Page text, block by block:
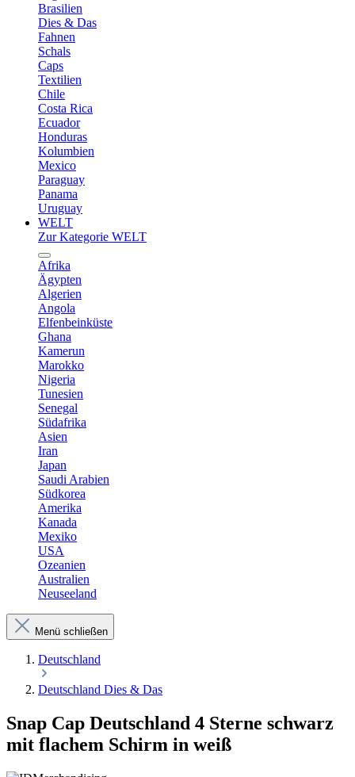
Brasilien
Dies & Das
Fahnen
Schals
Caps
Textilien
Chile
Costa Rica
Ecuador
Honduras
Kolumbien
Mexico
Paraguay
Panama
Uruguay
WELT
Zur Kategorie WELT
Afrika
Ägypten
Algerien
Angola
Elfenbeinküste
Ghana
Kamerun
Marokko
Nigeria
Tunesien
Senegal
Südafrika
Asien
Iran
Japan
Saudi Arabien
Südkorea
Amerika
Kanada
Mexiko
USA
Ozeanien
Australien
Neuseeland
Menü schließen
Deutschland
Deutschland Dies & Das
Snap Cap Deutschland 4 Sterne schwarz
mit flachem Schirm in weiß